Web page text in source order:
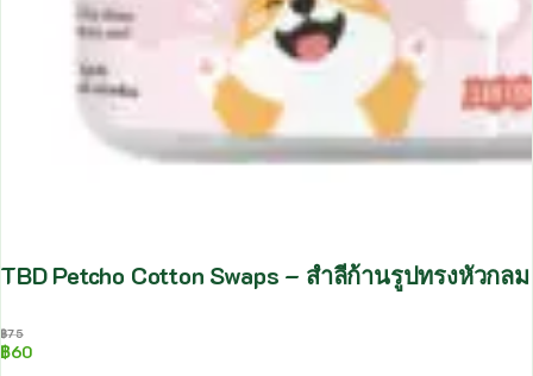
TBD Petcho Cotton Swaps – สำลีก้านรูปทรงหัวก
฿75
฿60